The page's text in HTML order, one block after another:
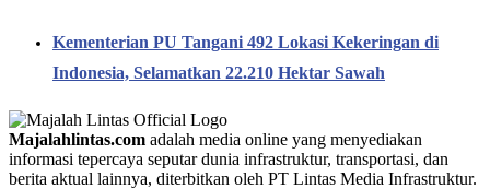
Kementerian PU Tangani 492 Lokasi Kekeringan di
Indonesia, Selamatkan 22.210 Hektar Sawah
Majalahlintas.com adalah media online yang menyediakan
informasi tepercaya seputar dunia infrastruktur, transportasi, dan
berita aktual lainnya, diterbitkan oleh PT Lintas Media Infrastruktur.